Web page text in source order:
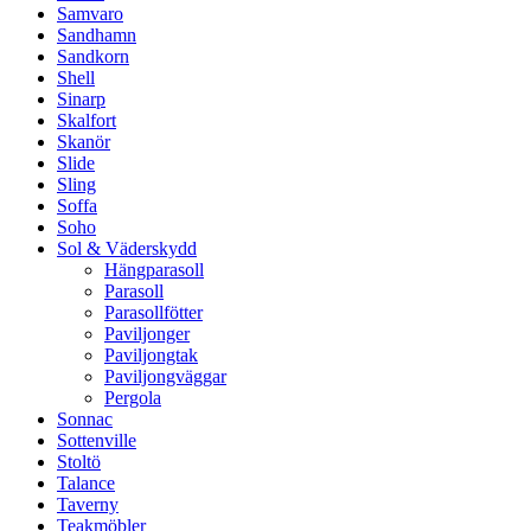
Samvaro
Sandhamn
Sandkorn
Shell
Sinarp
Skalfort
Skanör
Slide
Sling
Soffa
Soho
Sol & Väderskydd
Hängparasoll
Parasoll
Parasollfötter
Paviljonger
Paviljongtak
Paviljongväggar
Pergola
Sonnac
Sottenville
Stoltö
Talance
Taverny
Teakmöbler